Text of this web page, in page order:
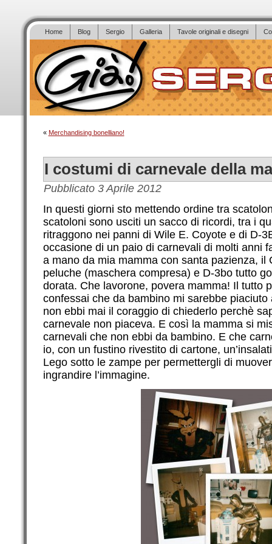
Home Blog Sergio Galleria Tavole originali e disegni
« Merchandising bonelliano!
I costumi di carnevale della
Pubblicato 3 Aprile 2012
In questi giorni sto mettendo ordine tra
scatoloni sono usciti un sacco di ricordi, tra i
ritraggono nei panni di Wile E. Coyote e di D-
occasione di un paio di carnevali di molti anni
a mano da mia mamma con santa pazienza, il
peluche (maschera compresa) e D-3bo tutto
dorata. Che lavorone, povera mamma! Il tutto
confessai che da bambino mi sarebbe
non ebbi mai il coraggio di chiederlo perchè
carnevale non piaceva. E così la mamma si
carnevali che non ebbi da bambino. E che
io, con un fustino rivestito di cartone,
Lego sotto le zampe per permettergli di
ingrandire l’immagine.